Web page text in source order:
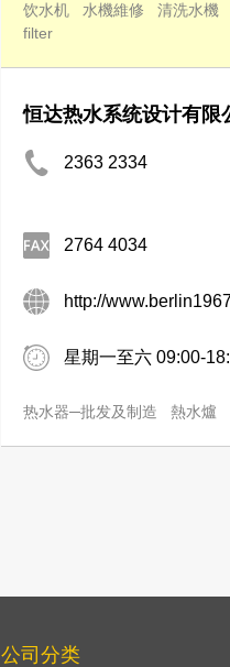
饮水机 水機維修 清洗水機
filter
恒达热水系统设计有限
2363 2334
2764 4034
http://
星期一至六 09:00-
热水器─批发及制造 熱水爐
公司分类